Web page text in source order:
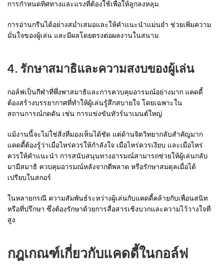
การกำหนดทิศทางและแรงที่ต้องใช้เพื่อให้ลูกลงหลุม
การอ่านกรีนได้อย่างสม่ำเสมอและให้คำแนะนำแม่นยำ ช่วยเพิ่มความ
มั่นใจของผู้เล่น และมีผลโดยตรงต่อผลงานในสนาม
4. รักษาสมาธิและความสงบของผู้เล่น
กอล์ฟเป็นกีฬาที่พึ่งพาสมาธิและการควบคุมอารมณ์อย่างมาก แคดดี้
ต้องสร้างบรรยากาศที่ทำให้ผู้เล่นรู้สึกสบายใจ โดยเฉพาะใน
สถานการณ์กดดัน เช่น การแข่งขันทัวร์นาเมนต์ใหญ่
แม้งานนี้จะไม่ใช่สิ่งที่มองเห็นได้ชัด แต่ด้านจิตวิทยากลับสำคัญมาก
แคดดี้ต้องรู้ว่าเมื่อไหร่ควรให้กำลังใจ เมื่อไหร่ควรเงียบ และเมื่อไหร่
ควรให้คำแนะนำ การสนับสนุนทางอารมณ์สามารถช่วยให้ผู้เล่นกลับ
มามีสมาธิ ควบคุมอารมณ์หลังจากตีพลาด หรือรักษาสมดุลเมื่อได้
เปรียบในสกอร์
ในหลายกรณี ความสัมพันธ์ระหว่างผู้เล่นกับแคดดี้คล้ายกับเพื่อนสนิท
หรือที่ปรึกษา ซึ่งต้องรักษาด้วยการสื่อสารเชิงบวกและความไว้วางใจที่
สูง
กฎเกณฑ์เกี่ยวกับแคดดี้ในกอล์ฟ